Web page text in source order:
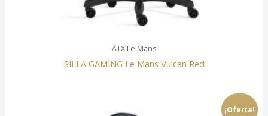
ATX Le Mans
SILLA GAMING Le Mans Vulcan Red
¡Oferta!